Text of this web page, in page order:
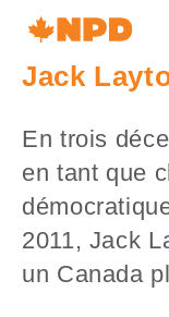
NDP
Navigation
Accueil
Jack
En trois
en tant que
2011, Jack
un Canada